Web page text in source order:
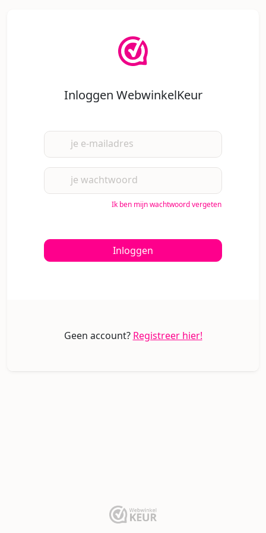
Inloggen WebwinkelKeur
je e-mailadres
je wachtwoord
Ik ben mijn wachtwoord vergeten
Inloggen
Geen account? Registreer hier!